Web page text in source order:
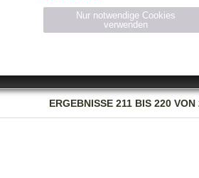
AUSGABEART
ERGEBNISSE 211 BIS 220 VON
Nur notwendige Cookies
verwenden
Name Anbieter Zweck
CMS_SESSION_ID
gabal-
Wird für die